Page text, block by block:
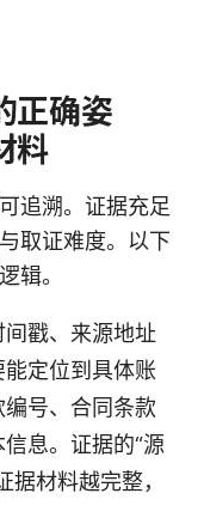
正确姿
料
追溯。证据充足
取证难度。以下
辑。
戳、来源地址
定位到具体账
号、合同条款
息。证据的“源
据材料越完整，